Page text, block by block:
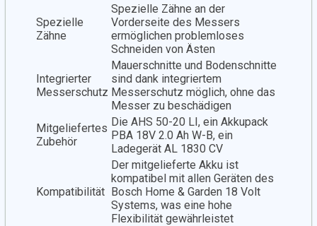
Spezielle
Zähne
Spezielle Zähne an der
Vorderseite des Messers
ermöglichen problemloses
Schneiden von Ästen
Integrierter
Messerschutz
Mauerschnitte und Bodenschnitte
sind dank integriertem
Messerschutz möglich, ohne das
Messer zu beschädigen
Mitgeliefertes
Zubehör
Die AHS 50-20 LI, ein Akkupack
PBA 18V 2.0 Ah W-B, ein
Ladegerät AL 1830 CV
Kompatibilität
Der mitgelieferte Akku ist
kompatibel mit allen Geräten des
Bosch Home & Garden 18 Volt
Systems, was eine hohe
Flexibilität gewährleistet